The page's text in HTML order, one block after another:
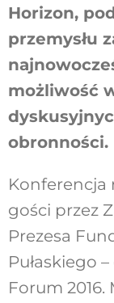
Horizon,
przemysłu
możliwość
obronności.
Konferencja
gości przez
Prezesa
Pułaskiego
Forum